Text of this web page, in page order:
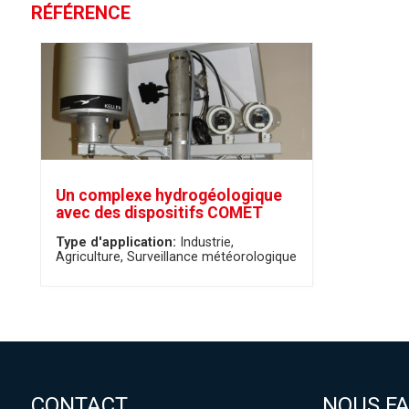
RÉFÉRENCE
Un complexe hydrogéologique
avec des dispositifs COMET
Type d'application: Industrie
Agriculture Surveillance météorologique